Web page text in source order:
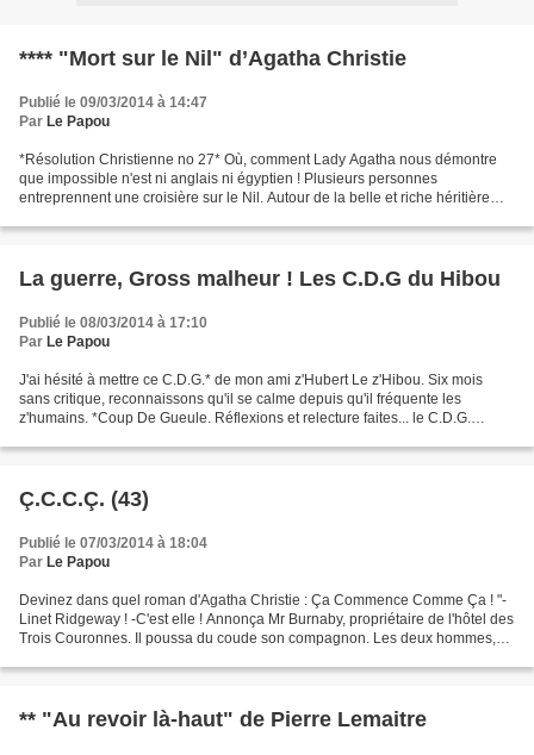
**** "Mort sur le Nil" d’Agatha Christie
Publié le 09/03/2014 à 14:47
Par Le Papou
*Résolution Christienne no 27* Où, comment Lady Agatha nous démontre
que impossible n'est ni anglais ni égyptien ! Plusieurs personnes
entreprennent une croisière sur le Nil. Autour de la belle et riche héritière
La guerre, Gross malheur ! Les C.D.G du Hibou
Publié le 08/03/2014 à 17:10
Par Le Papou
J'ai hésité à mettre ce C.D.G.* de mon ami z'Hubert Le z'Hibou. Six mois
sans critique, reconnaissons qu'il se calme depuis qu'il fréquente les
z'humains. *Coup De Gueule. Réflexions et relecture faites... le C.D.G.
Ç.C.C.Ç. (43)
Publié le 07/03/2014 à 18:04
Par Le Papou
Devinez dans quel roman d'Agatha Christie : Ça Commence Comme Ça ! "-
Linet Ridgeway ! -C'est elle ! Annonça Mr Burnaby, propriétaire de l'hôtel des
Trois Couronnes. Il poussa du coude son compagnon. Les deux hommes,
** "Au revoir là-haut" de Pierre Lemaitre